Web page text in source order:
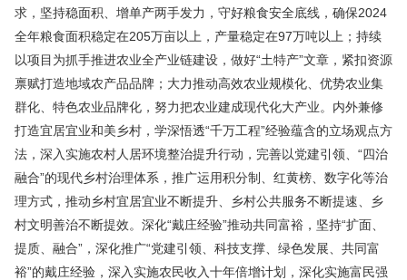
求，坚持稳面积、增单产两手发力，守好粮食安全底线，确保2024
全年粮食面积稳定在205万亩以上，产量稳定在97万吨以上；持续
以项目为抓手推进农业全产业链建设，做好“土特产”文章，紧扣资源
禀赋打造地域农产品品牌；大力推动高效农业规模化、优势农业集
群化、特色农业品牌化，努力把农业建成现代化大产业。内外兼修
打造宜居宜业和美乡村，学深悟透“千万工程”经验蕴含的立场观点方
法，深入实施农村人居环境整治提升行动，完善以党建引领、“四治
融合”的现代乡村治理体系，推广运用积分制、红黄榜、数字化等治
理方式，推动乡村宜居宜业不断提升、乡村公共服务不断提速、乡
村文明善治不断提效。深化“戴庄经验”推动共同富裕，坚持“扩面、
提质、融合”，深化推广“党建引领、科技支撑、绿色发展、共同富
裕”的戴庄经验，深入实施农民收入十年倍增计划，深化实施富民强